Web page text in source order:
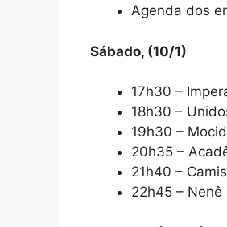
Agenda dos
Sábado, (10/1)
17h30 –
18h30 –
19h30 –
20h35 –
21h40 –
22h45 –